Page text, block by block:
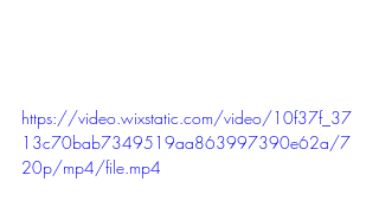
https://video.wixstatic.com/video/10f37f_37
13c70bab7349519aa863997390e62a/7
20p/mp4/file.mp4